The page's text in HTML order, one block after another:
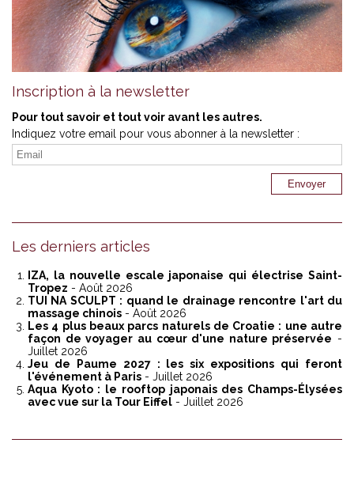
Inscription à la newsletter
Pour tout savoir et tout voir avant les autres.
Indiquez votre email pour vous abonner à la newsletter :
Les derniers articles
IZA, la nouvelle escale japonaise qui électrise Saint-
Tropez - Août 2026
TUI NA SCULPT : quand le drainage rencontre l'art du
massage chinois - Août 2026
Les 4 plus beaux parcs naturels de Croatie : une autre
façon de voyager au cœur d'une nature préservée -
Juillet 2026
Jeu de Paume 2027 : les six expositions qui feront
l'événement à Paris - Juillet 2026
Aqua Kyoto : le rooftop japonais des Champs-Élysées
avec vue sur la Tour Eiffel - Juillet 2026